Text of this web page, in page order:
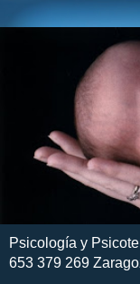
Psicología y
653 379 269